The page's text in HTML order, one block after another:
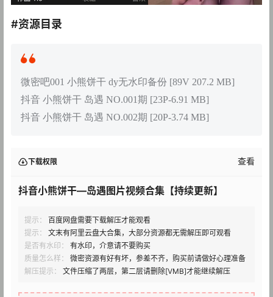
#资源目录
微密吧001 小熊饼干 dy无水印备份 [89V 207.2 MB]
抖音 小熊饼干 岛遇 NO.001期 [23P-6.91 MB]
抖音 小熊饼干 岛遇 NO.002期 [20P-3.74 MB]
下载权限 查看
抖音小熊饼干—岛遇图片视频合集【持续更新】
提示：
百度网盘需要下载解压才能观看
提示：
文末有阿里云盘大合集，大部分资源都无需解压即可观看
是否有水印：
有水印，介意请不要购买
质量怎么样：
微密资源有好有坏，参差不齐，购买前请做好心理准备
解压提示：
文件压缩了两层，第二层请删除[VMB]才能继续解压